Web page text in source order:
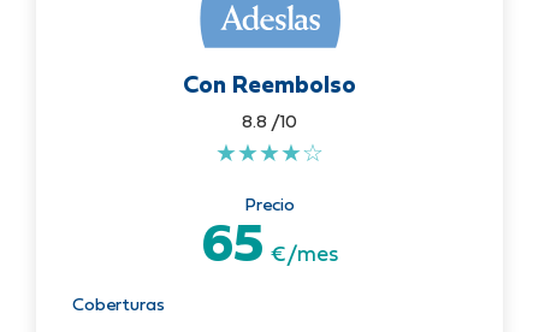
Con Reembolso
8.8 /10
★★★★☆
Precio
65 €/mes
Coberturas